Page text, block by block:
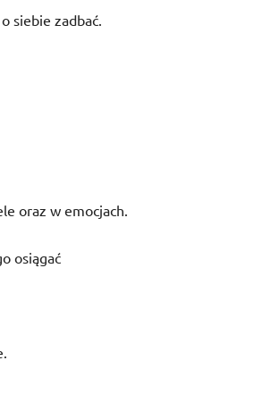
siebie zadbać.
oraz w emocjach.
osiągać